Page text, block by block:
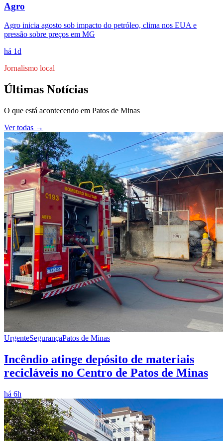
Agro
Agro inicia agosto sob impacto do petróleo, clima nos EUA e
pressão sobre preços em MG
há 1d
Jornalismo local
Últimas Notícias
O que está acontecendo em Patos de Minas
Ver todas →
UrgenteSegurançaPatos de Minas
Incêndio atinge depósito de materiais
recicláveis no Centro de Patos de Minas
há 6h